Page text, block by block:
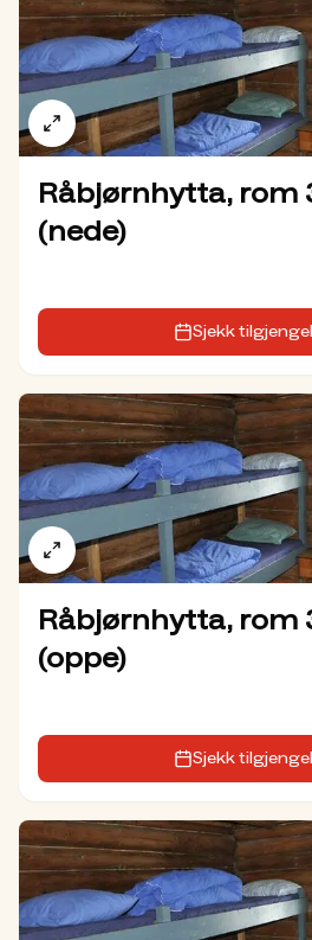
Råbjørnhytta, rom
(nede)
Sjekk
Råbjørnhytta, rom
(oppe)
Sjekk